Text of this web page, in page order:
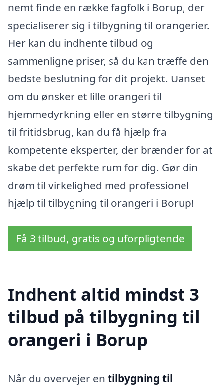
nemt finde en række fagfolk i Borup, der
specialiserer sig i tilbygning til orangerier.
Her kan du indhente tilbud og
sammenligne priser, så du kan træffe den
bedste beslutning for dit projekt. Uanset
om du ønsker et lille orangeri til
hjemmedyrkning eller en større tilbygning
til fritidsbrug, kan du få hjælp fra
kompetente eksperter, der brænder for at
skabe det perfekte rum for dig. Gør din
drøm til virkelighed med professionel
hjælp til tilbygning til orangeri i Borup!
Få 3 tilbud, gratis og uforpligtende
Indhent altid mindst 3
tilbud på tilbygning til
orangeri i Borup
Når du overvejer en tilbygning til